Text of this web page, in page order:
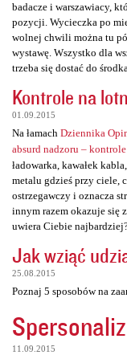
badacze i warszawiacy,
pozycji. Wycieczka po
wolnej chwili można tu
wystawę. Wszystko dla
trzeba się dostać do środka.
Kontrole na
01.09.2015
Na łamach Dziennika
absurd nadzoru –
ładowarka, kawałek
metalu gdzieś przy ciele,
ostrzegawczy i oznacza
innym razem okazuje się
uwiera Ciebie
Jak wziąć
25.08.2015
Poznaj 5 sposobów na
11.09.2015